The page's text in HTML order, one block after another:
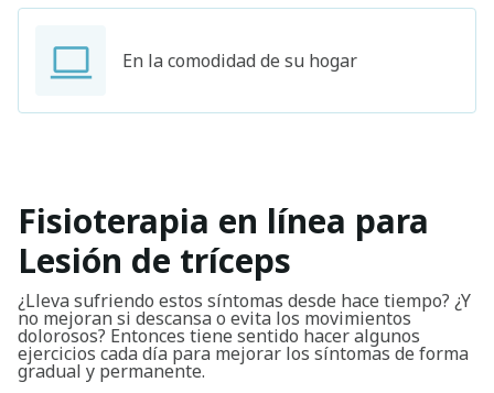
En la comodidad de su hogar
Fisioterapia en línea para
Lesión de tríceps
¿Lleva sufriendo estos síntomas desde hace tiempo? ¿Y
no mejoran si descansa o evita los movimientos
dolorosos? Entonces tiene sentido hacer algunos
ejercicios cada día para mejorar los síntomas de forma
gradual y permanente.